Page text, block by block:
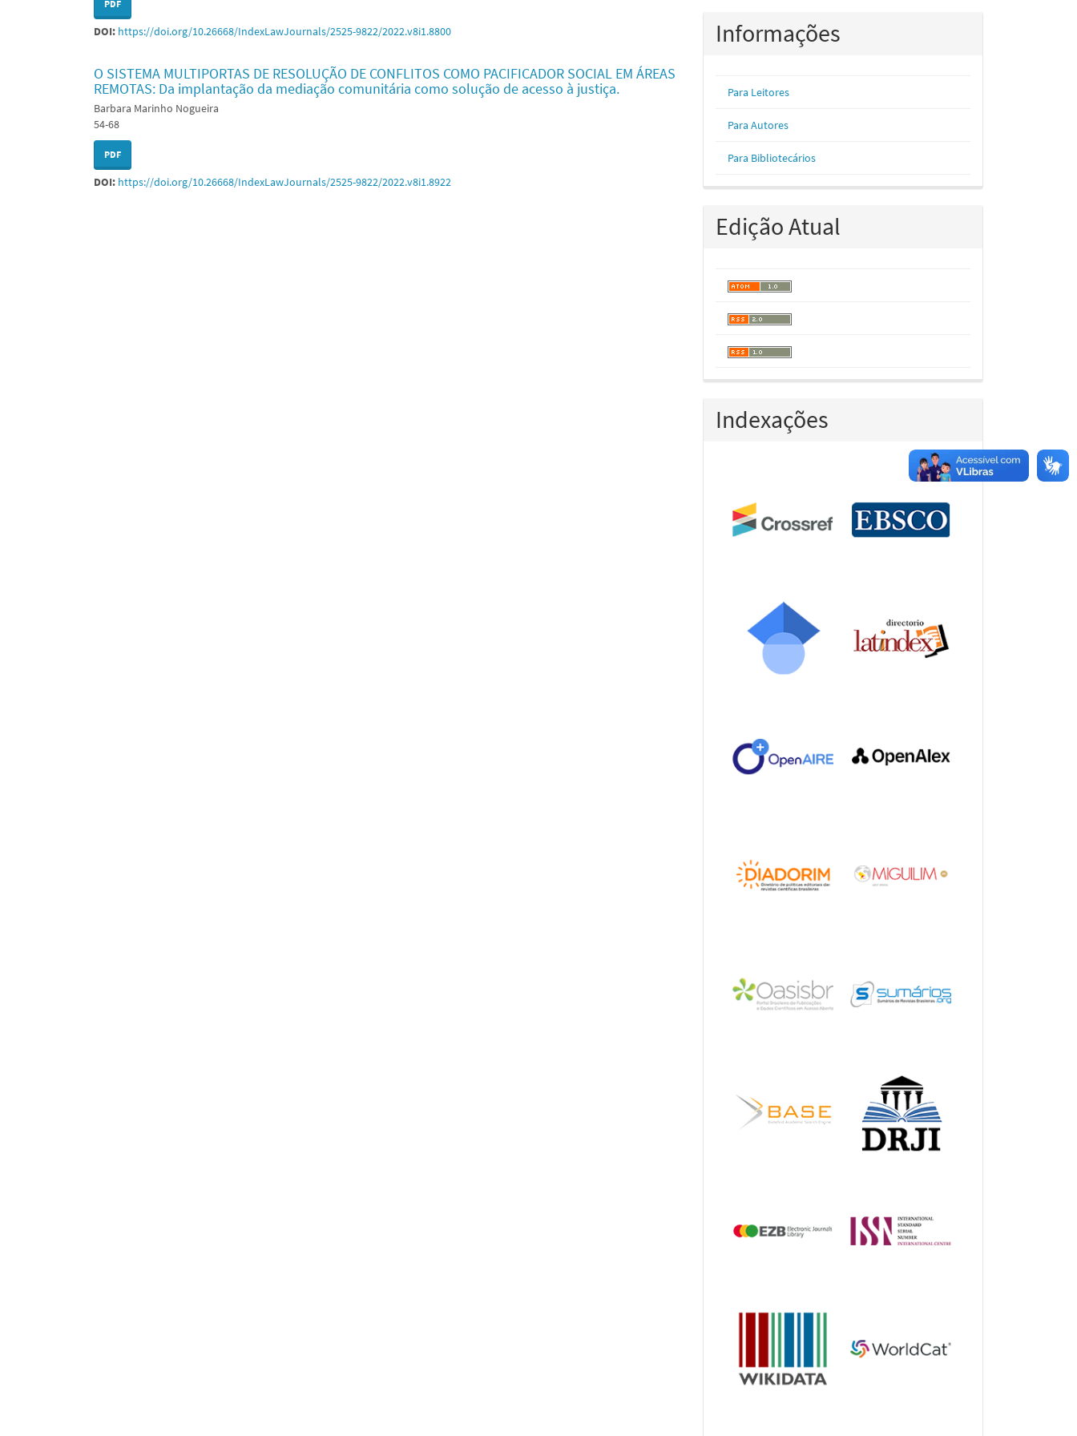
PDF
DOI: https://doi.org/10.26668/IndexLawJournals/2525-9822/2022.v8i1.8800
O SISTEMA MULTIPORTAS DE RESOLUÇÃO DE CONFLITOS COMO PACIFICADOR SOCIAL EM ÁREAS
REMOTAS: Da implantação da mediação comunitária como solução de acesso à justiça.
Barbara Marinho Nogueira
54-68
PDF
DOI: https://doi.org/10.26668/IndexLawJournals/2525-9822/2022.v8i1.8922
Informações
Para Leitores
Para Autores
Para Bibliotecários
Edição Atual
Indexações